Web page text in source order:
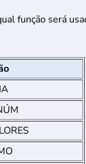
função será